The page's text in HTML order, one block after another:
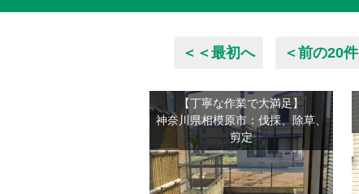
＜＜最初へ ＜前の20件
【丁寧な作業で大満足】
神奈川県相模原市：伐採、除草、
剪定